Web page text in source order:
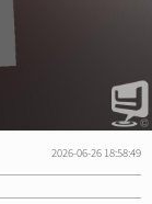
2026-06-26 18:58:49